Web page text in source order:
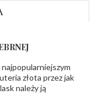
38-200 Jasło; NIP:
tel.13 44 56 100;
Stelmach Sp. z o.o. ul.
NIP 7542889545;
biuro@stelmach.pl
złota przez jak
należy ją